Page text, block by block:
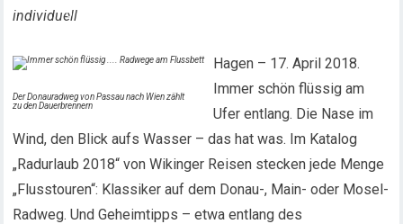
individuell
Der Donauradweg von Passau nach Wien zählt
zu den Dauerbrennern
Hagen – 17. April 2018.
Immer schön flüssig am
Ufer entlang. Die Nase im
Wind, den Blick aufs Wasser – das hat was. Im Katalog
„Radurlaub 2018“ von Wikinger Reisen stecken jede Menge
„Flusstouren“: Klassiker auf dem Donau-, Main- oder Mosel-
Radweg. Und Geheimtipps – etwa entlang des